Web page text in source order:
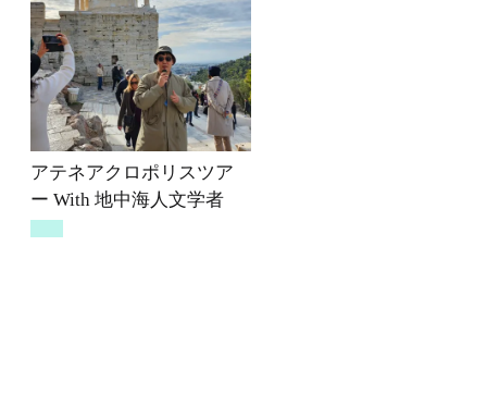
アテネアクロポリスツア
ー With 地中海人文学者